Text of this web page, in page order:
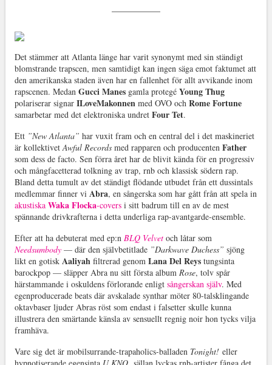
Det stämmer att Atlanta länge har varit synonymt med sin ständigt
blomstrande trapscen, men samtidigt kan ingen säga emot faktumet att
den amerikanska staden även har en fallenhet för allt avvikande inom
rapscenen. Medan Gucci Manesgamla protegé Young Thug
polariserar signar ILoveMakonnen med OVO och Rome Fortune
samarbetar med det elektroniska undret Four Tet.
Ett ”New Atlanta” har vuxit fram och en central del i det maskineriet
är kollektivet Awful Records med rapparen och producenten Father
som dess de facto. Sen förra året har de blivit kända för en progressiv
och mångfacetterad tolkning av trap, rnb och klassisk södern rap.
Bland detta tumult av det ständigt flödande utbudet från ett dussintals
medlemmar finner vi Abra, en sångerska som har gått från att spela in
akustiska Waka Flocka-coversi sitt badrum till en av de mest
spännande drivkrafterna i detta underliga rap-avantgarde-ensemble.
Efter att ha debuterat med ep:n BLQ Velvetoch låtar som
Needsumbody— där den självbetitlade ”Darkwave Duchess” sjöng
likt en gotisk Aaliyah filtrerad genom Lana Del Reystungsinta
barockpop — släpper Abra nu sitt första album Rose, tolv spår
härstammande i oskuldens förlorande enligt sångerskan själv. Med
egenproducerade beats där avskalade synthar möter 80-talsklingande
oktavbaser ljuder Abras röst som endast i falsetter skulle kunna
illustrera den smärtande känsla av sensuellt regnig noir hon tycks vilja
framhäva.
Vare sig det är mobilsurrande-trapaholics-balladen Tonight!eller
hypnotiserande egensinta U KNO, sällan lyckas rnb-artister fånga det